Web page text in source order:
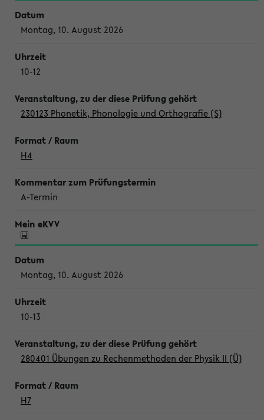
Montag, 10. August 2026
10-12
230123 Phonetik, Phonologie und Orthografie (S)
H4
A-Termin
Montag, 10. August 2026
10-13
280401 Übungen zu Rechenmethoden der Physik II (Ü)
H7